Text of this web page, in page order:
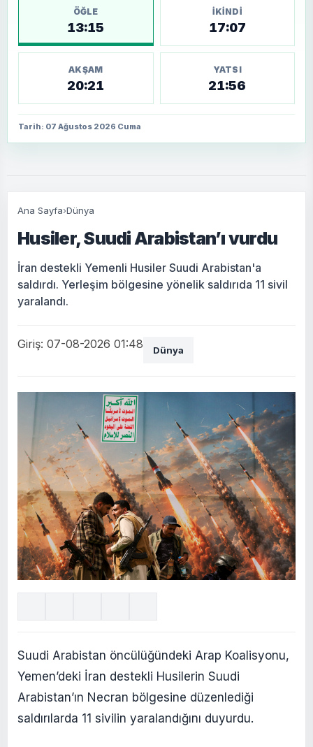
ÖĞLE
13:15
İKINDI
17:07
AKŞAM
20:21
YATSI
21:56
Tarih: 07 Ağustos 2026 Cuma
Ana Sayfa›Dünya
Husiler, Suudi Arabistan’ı vurdu
İran destekli Yemenli Husiler Suudi Arabistan'a
saldırdı. Yerleşim bölgesine yönelik saldırıda 11 sivil
yaralandı.
Giriş: 07-08-2026 01:48 Dünya
Suudi Arabistan öncülüğündeki Arap Koalisyonu,
Yemen’deki İran destekli Husilerin Suudi
Arabistan’ın Necran bölgesine düzenlediği
saldırılarda 11 sivilin yaralandığını duyurdu.